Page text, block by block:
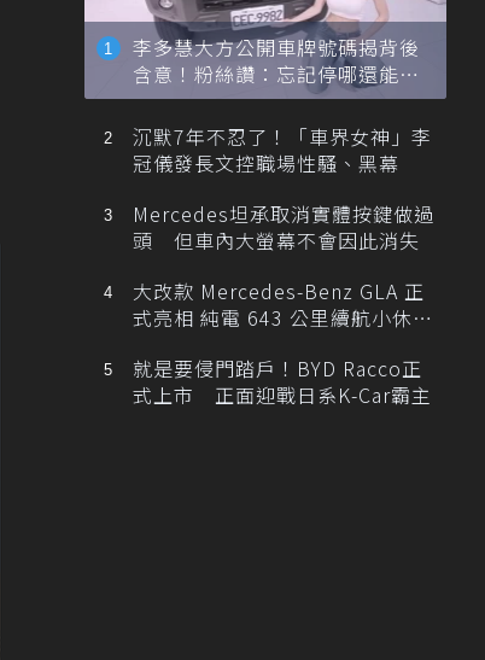
李多慧大方公開車牌號碼揭背後
含意！粉絲讚：忘記停哪還能幫
忙找車
沉默7年不忍了！「車界女神」李
冠儀發長文控職場性騷、黑幕
Mercedes坦承取消實體按鍵做過
頭 但車內大螢幕不會因此消失
大改款 Mercedes-Benz GLA 正
式亮相 純電 643 公里續航小休
就是要侵門踏戶！BYD Racco正
式上市 正面迎戰日系K-Car霸主